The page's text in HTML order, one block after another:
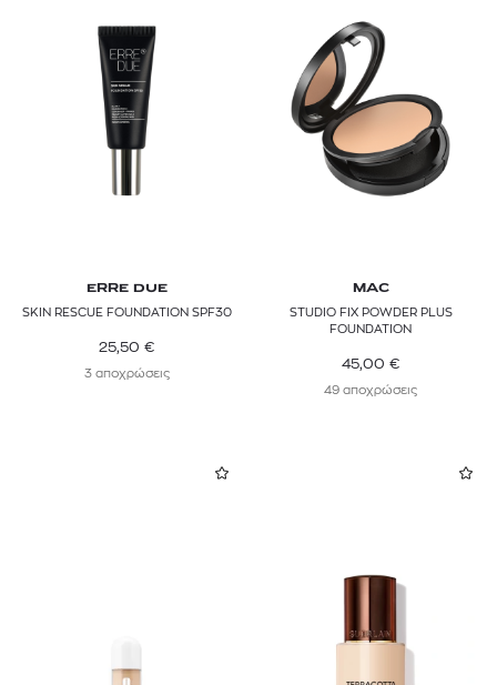
ERRE DUE
SKIN RESCUE FOUNDATION SPF30
25,50 €
3 αποχρώσεις
MAC
STUDIO FIX POWDER PLUS
FOUNDATION
45,00 €
49 αποχρώσεις